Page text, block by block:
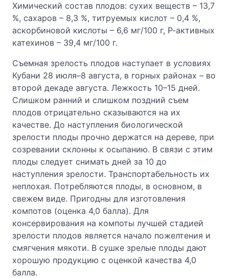
Химический состав плодов: сухих веществ – 13,7
%, сахаров – 8,3 %, титруемых кислот – 0,4 %,
аскорбиновой кислоты – 6,6 мг/100 г, Р-активных
катехинов – 39,4 мг/100 г.
Съемная зрелость плодов наступает в условиях
Кубани 28 июля–8 августа, в горных районах – во
второй декаде августа. Лежкость 10–15 дней.
Слишком ранний и слишком поздний съем
плодов отрицательно сказываются на их
качестве. До наступления биологической
зрелости плоды прочно держатся на дереве, при
созревании склонны к осыпанию. В связи с этим
плоды следует снимать дней за 10 до
наступления зрелости. Транспортабельность их
неплохая. Потребляются плоды, в основном, в
свежем виде. Пригодны для изготовления
компотов (оценка 4,0 балла). Для
консервирования на компоты лучшей стадией
зрелости плодов является начало пожелтения и
смягчения мякоти. В сушке зрелые плоды дают
хорошую продукцию с оценкой качества 4,0
балла.